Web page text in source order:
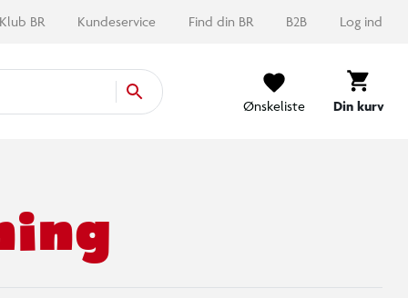
Klub BR Kundeservice Find din BR B2B Log ind
Ønskeliste Din kurv